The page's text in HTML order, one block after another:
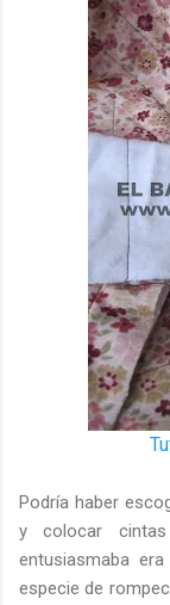
Podría haber
y colocar
entusiasmaba
especie de